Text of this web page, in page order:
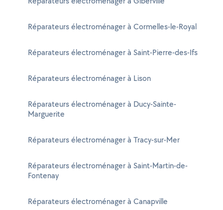
Réparateurs électroménager à Cormelles-le-Royal
Réparateurs électroménager à Saint-Pierre-des-Ifs
Réparateurs électroménager à Lison
Réparateurs électroménager à Ducy-Sainte-
Marguerite
Réparateurs électroménager à Tracy-sur-Mer
Réparateurs électroménager à Saint-Martin-de-
Fontenay
Réparateurs électroménager à Canapville